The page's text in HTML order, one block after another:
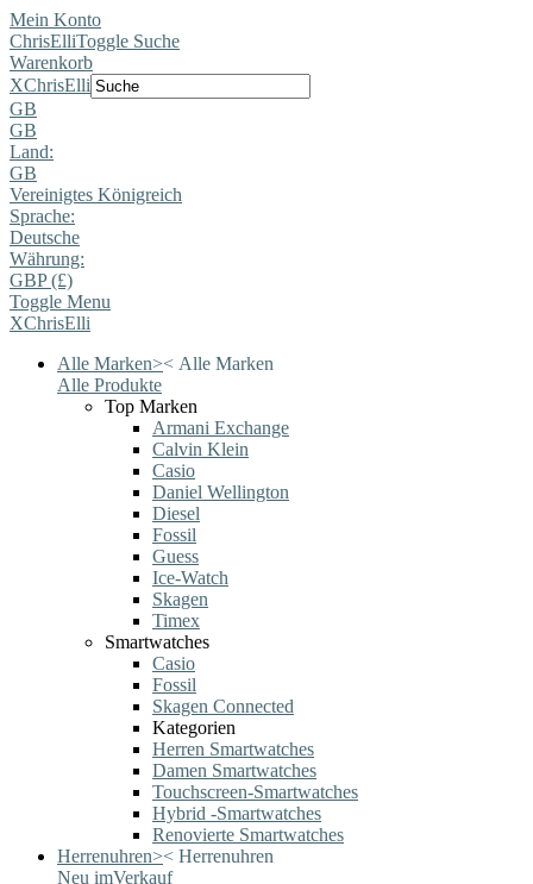
Mein Konto
ChrisElliToggle Suche
Warenkorb
XChrisElli
GB
GB
Land:
GB
Vereinigtes Königreich
Sprache:
Deutsche
Währung:
GBP (£)
Toggle Menu
XChrisElli
Alle Marken>< Alle Marken
Alle Produkte
Top Marken
Armani Exchange
Calvin Klein
Casio
Daniel Wellington
Diesel
Fossil
Guess
Ice-Watch
Skagen
Timex
Smartwatches
Casio
Fossil
Skagen Connected
Kategorien
Herren Smartwatches
Damen Smartwatches
Touchscreen-Smartwatches
Hybrid -Smartwatches
Renovierte Smartwatches
Herrenuhren>< Herrenuhren
Neu imVerkauf